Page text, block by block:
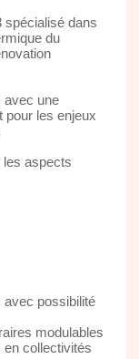
spécialisé dans
du
avec une
pour les enjeux
les aspects
avec possibilité
modulables
collectivités